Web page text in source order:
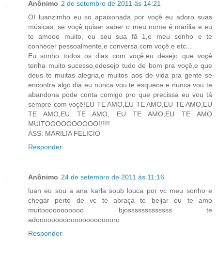
Anônimo 2 de setembro de 2011 às 14:21
OI luanzimho eu so apaixonada por voçê eu adoro suas
músicas. se voçê quiser saber o meu nome é marilia e eu
te amooo muito, eu sou sua fâ 1,o meu sonho e te
conhecer pessoalmente,e conversa com voçê e etc...
Eu sonho todos os dias com voçê,eu desejo que voçê
tenha muito sucesso,edesejo tudo de bom pra voçê,e que
deus te muitas alegria,e muitos aos de vida pra gente se
encontra algo dia eu nunca vou te esquece e nunca vou te
abandona pode conta comigo pro que precissa eu vou tá
sempre com voçê!EU TE AMO,EU TE AMO,EU TE AMO,EU
TE AMO,EU TE AMO, EU TE AMO,EU TE AMO
MUITOOOOOOOOOO!!!!!!
ASS: MARILIA FELICIO
Responder
Anônimo 24 de setembro de 2011 às 11:16
luan eu sou a ana karla soub louca por vc meu sonho e
chegar perto de vc te abraça te beijar eu te amo
muitooooooooooo bjosssssssssssss te
adooooooooooooooooooooro
Responder